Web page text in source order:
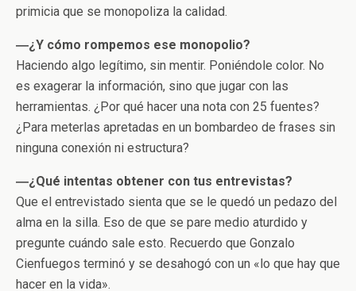
primicia que se monopoliza la calidad.
―¿Y cómo rompemos ese monopolio?
Haciendo algo legítimo, sin mentir. Poniéndole color. No
es exagerar la información, sino que jugar con las
herramientas. ¿Por qué hacer una nota con 25 fuentes?
¿Para meterlas apretadas en un bombardeo de frases sin
ninguna conexión ni estructura?
―¿Qué intentas obtener con tus entrevistas?
Que el entrevistado sienta que se le quedó un pedazo del
alma en la silla. Eso de que se pare medio aturdido y
pregunte cuándo sale esto. Recuerdo que Gonzalo
Cienfuegos terminó y se desahogó con un «lo que hay que
hacer en la vida».